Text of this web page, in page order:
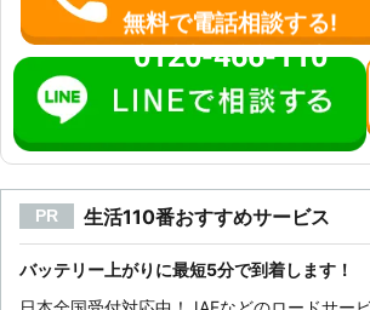
し忘れです。 特
ーなど、外出先
まったら車が動
すよね。 そのよ
年中無休で対応
ョップジャステ
い。 弊社はレンタカー会社直営ショ
ップのため、万
決できなかった
配できるメリット
バッテリーのこ
無料で電話相談する!
0120-466-110
PR 生活110番おすすめサービス
バッテリー上がりに最短5分で到着します！